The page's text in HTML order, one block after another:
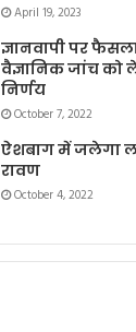
April 19, 2023
ज्ञानवापी पर
वैज्ञानिक जांच को
निर्णय
October 7, 2022
ऐशबाग में जलेगा
रावण
October 4, 2022